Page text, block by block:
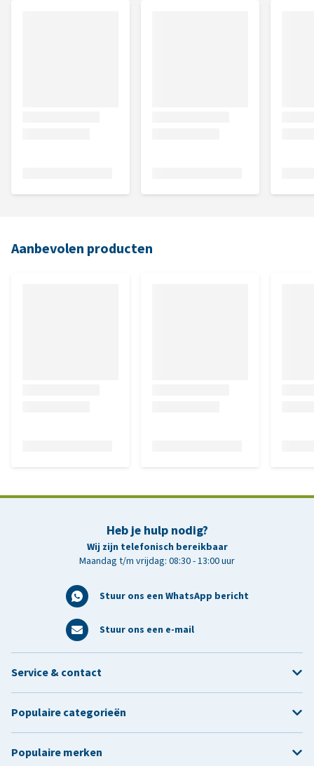
Aanbevolen producten
Heb je hulp nodig?
Wij zijn telefonisch bereikbaar
Maandag t/m vrijdag: 08:30 - 13:00 uur
Stuur ons een WhatsApp bericht
Stuur ons een e-mail
Service & contact
Populaire categorieën
Populaire merken